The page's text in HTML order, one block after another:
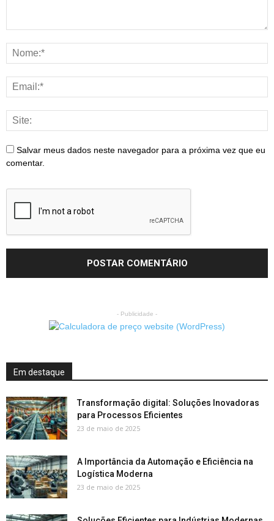
Salvar meus dados neste navegador para a próxima vez que eu
comentar.
- Publicidade -
Em destaque
Transformação digital: Soluções Inovadoras
para Processos Eficientes
23 de maio de 2025
A Importância da Automação e Eficiência na
Logística Moderna
23 de maio de 2025